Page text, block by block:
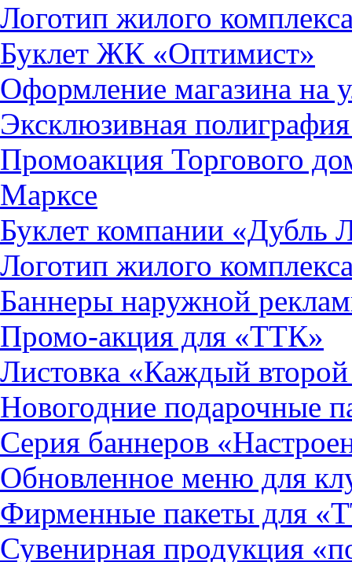
Логотип жилого
Буклет ЖК «Оптимист»
Оформление магазина на
Эксклюзивная
Промоакция Торгового
Марксе
Буклет компании «Дубль
Логотип жилого
Баннеры наружной
Промо-акция для «ТТК»
Листовка «Каждый
Новогодние подарочные
Серия баннеров
Обновленное меню для
Фирменные пакеты для
Сувенирная продукция